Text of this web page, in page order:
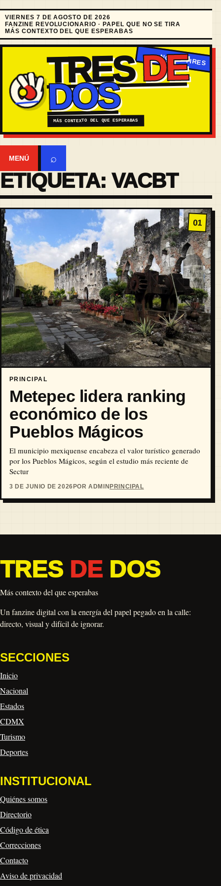
VIERNES 7 DE AGOSTO DE 2026
FANZINE REVOLUCIONARIO · PAPEL QUE NO SE TIRA
MÁS CONTEXTO DEL QUE ESPERABAS
TRESDE
DOS
MÁS CONTEXTO DEL QUE ESPERABAS
MENÚ ⌕
ETIQUETA: VACBT
01
PRINCIPAL
Metepec lidera ranking
económico de los
Pueblos Mágicos
El municipio mexiquense encabeza el valor turístico generado
por los Pueblos Mágicos, según el estudio más reciente de
Sectur
3 DE JUNIO DE 2026 POR ADMIN PRINCIPAL
TRES DEDOS
Más contexto del que esperabas
Un fanzine digital con la energía del papel pegado en la calle:
directo, visual y difícil de ignorar.
SECCIONES
Inicio
Nacional
Estados
CDMX
Turismo
Deportes
INSTITUCIONAL
Quiénes somos
Directorio
Código de ética
Correcciones
Contacto
Aviso de privacidad